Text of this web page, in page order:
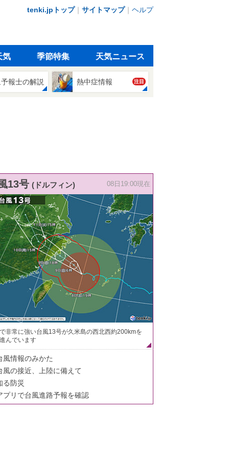
tenki.jpトップ｜ サイトマップ｜ ヘルプ
気 季節特集 天気ニュース
報士の解説 熱中症情報 注目
13号 (ドルフィン) 08日19:00現在
非常に強い台風13号が久米島の西北西約200kmを
んでいます
風情報のみかた
風の接近、上陸に備えて
る防災
プリで台風進路予報を確認